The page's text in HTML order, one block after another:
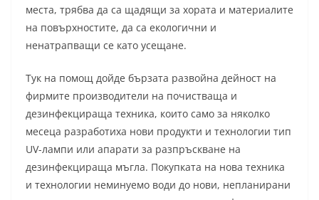
места, трябва да са щадящи за хората и материалите
на повърхностите, да са екологични и
ненатрапващи се като усещане.
Тук на помощ дойде бързата развойна дейност на
фирмите производители на почистваща и
дезинфекцираща техника, които само за няколко
месеца разработиха нови продукти и технологии тип
UV-лампи или апарати за разпръскване на
дезинфекцираща мъгла. Покупката на нова техника
и технологии неминуемо води до нови, непланирани